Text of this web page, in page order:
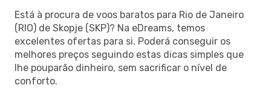
Está à procura de voos baratos para Rio de Janeiro
(RIO) de Skopje (SKP)? Na eDreams, temos
excelentes ofertas para si. Poderá conseguir os
melhores preços seguindo estas dicas simples que
lhe pouparão dinheiro, sem sacrificar o nível de
conforto.